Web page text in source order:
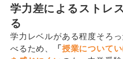
学力差によるストレ
る
学力レベルがある程度そろ
べるため、
「 授業について